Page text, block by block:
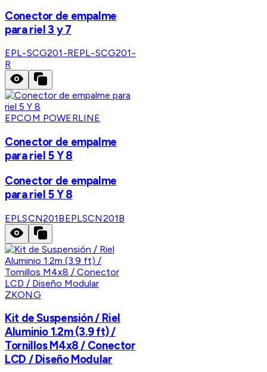
Conector de empalme
para riel 3 y 7
EPL-SCG201-REPL-SCG201-
R
EPCOM POWERLINE
Conector de empalme
para riel 5 Y 8
Conector de empalme
para riel 5 Y 8
EPLSCN201BEPLSCN201B
ZKONG
Kit de Suspensión / Riel
Aluminio 1.2m (3.9 ft) /
Tornillos M4x8 / Conector
LCD / Diseño Modular